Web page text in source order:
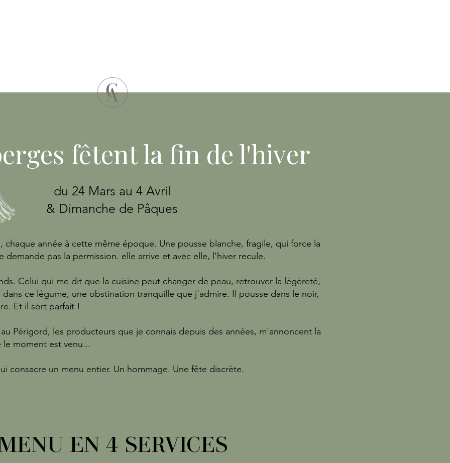
fêtent la fin de l'hiver
du 24 Mars au 4 Avril
& Dimanche de Pâques
chaque année à cette même époque. Une pousse blanche, fragile, qui force la
demande pas la permission. elle arrive et avec elle, l'hiver recule.
Celui qui me dit que la cuisine peut changer de peau, retrouver la légèreté,
dans ce légume, une obstination tranquille que j'admire. Il pousse dans le noir,
Et il sort parfait !
Périgord, les producteurs que je connais depuis des années, m'annoncent la
moment est venu...
consacre un menu entier. Un hommage. Une fête discrète.
EN 4 SERVICES